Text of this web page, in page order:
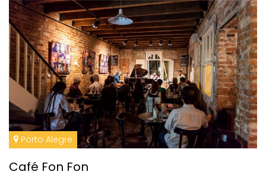
Porto Alegre
Café Fon Fon